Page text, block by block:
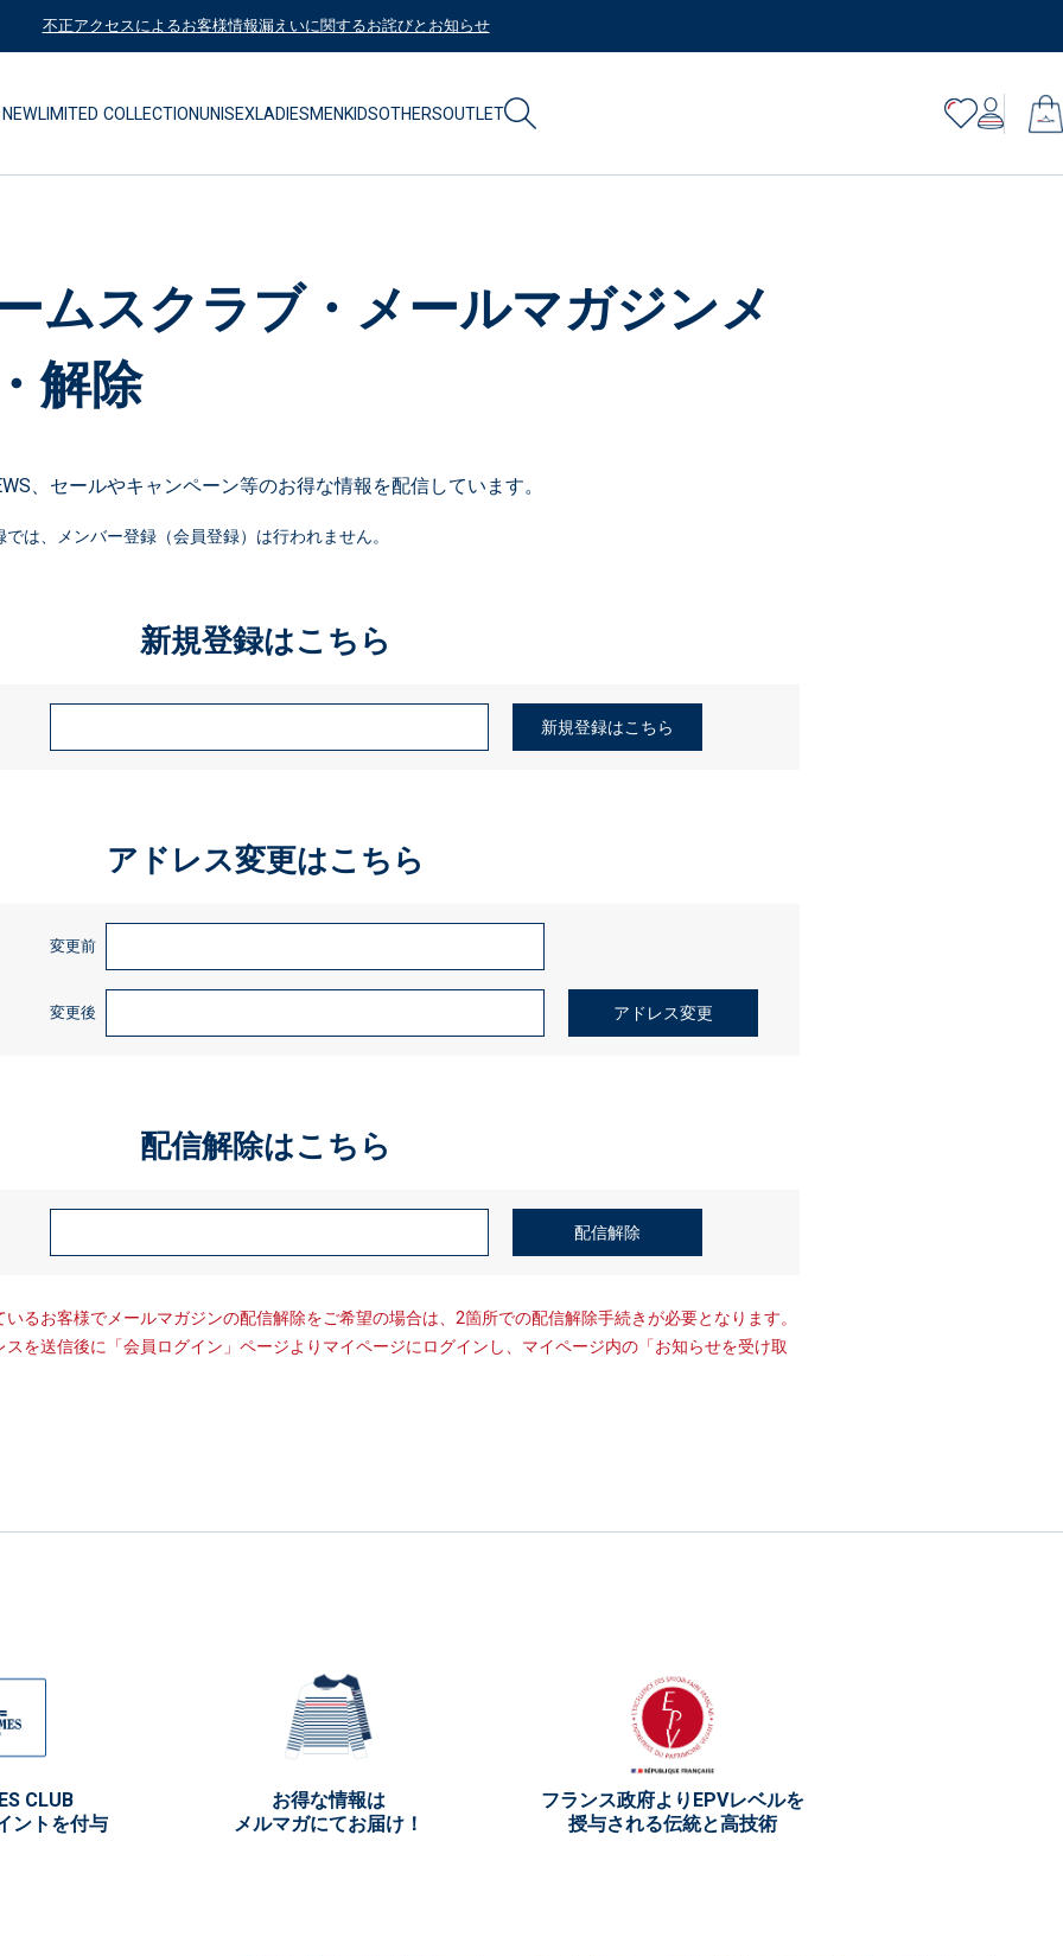
不正アクセスによるお客様情報漏えいに関するお詫びとお知らせ
NEWLIMITED COLLECTIONUNISEXLADIESMENKIDSOTHERSOUTLET
ムスクラブ・メールマガジンメ
解除
、セールやキャンペーン等のお得な情報を配信しています。
は、メンバー登録（会員登録）は行われません。
新規登録はこちら
アドレス変更はこちら
変更前
変更後
配信解除はこちら
CLUB
ントを付与
お得な情報は
メルマガにてお届け！
フランス政府よりEPVレベルを
授与される伝統と高技術